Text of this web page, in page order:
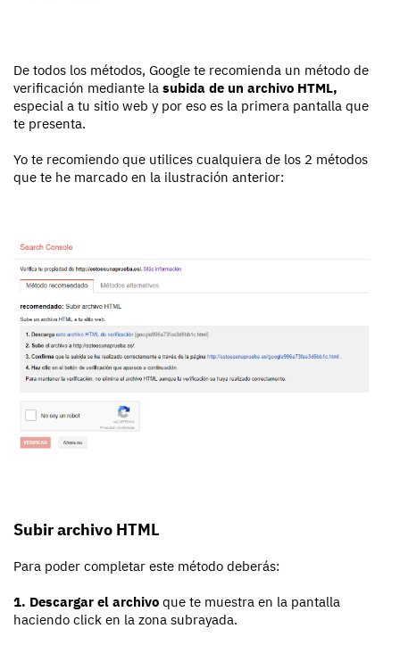
De todos los métodos, Google te recomienda un método de
verificación mediante la subida de un archivo HTML,
especial a tu sitio web y por eso es la primera pantalla que
te presenta.
Yo te recomiendo que utilices cualquiera de los 2 métodos
que te he marcado en la ilustración anterior:
Subir archivo HTML
Para poder completar este método deberás:
1. Descargar el archivo que te muestra en la pantalla
haciendo click en la zona subrayada.